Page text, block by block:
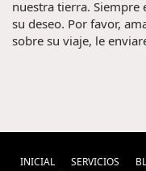
nuestra tierra. Siempre
su deseo. Por favor,
sobre su viaje, le
INICIAL SERVICIOS